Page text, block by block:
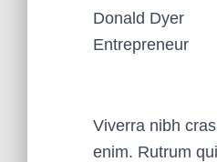
Donald Dyer
Entrepreneur
Viverra nibh
enim. Rutrum